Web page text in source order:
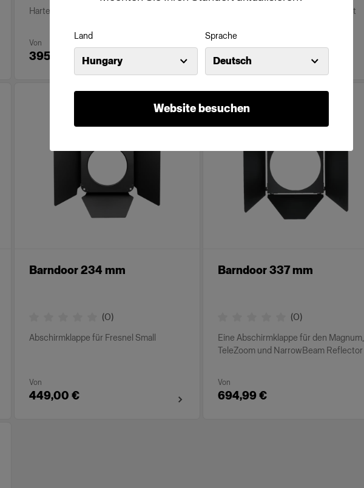
Land
Hungary
Sprache
Deutsch
Website besuchen
Hartes Licht mit sanftem Touch
Von
395,00 €
Für gleichmäßiges, gerichtetes Licht
599,00 €
Barndoor 234 mm
(0)
Abschirmklappe für Fresnel Small
Von
449,00 €
Barndoor 337 mm
(0)
Eine Abschirmklappe für den Magnum,
TeleZoom und NarrowBeam Reflector
Von
694,99 €